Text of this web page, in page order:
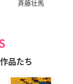
斉藤壮馬
品たち